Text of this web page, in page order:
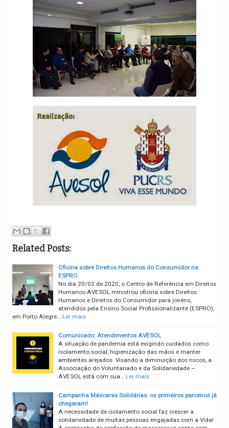
Related Posts:
Oficina sobre Direitos Humanos do Consumidor na
ESPRO
No dia 20/02 de 2020, o Centro de Referência em Direitos
Humanos-AVESOL ministrou oficina sobre Direitos
Humanos e Direitos do Consumidor para jovens,
atendidos pela Ensino Social Profissionalizante (ESPRO),
em Porto Alegre… Ler mais
Comunicado: Atendimentos AVESOL
A situação de pandemia está exigindo cuidados como
isolamento social, higienização das mãos e manter
ambientes arejados. Visando a diminuição dos riscos, a
Associação do Voluntariado e da Solidariedade –
AVESOL está com sua… Ler mais
Campanha Máscaras Solidárias: os primeiros parceiros já
chegaram!
A necessidade de isolamento social faz crescer a
solidariedade de muitas pessoas engajadas com a Vida!